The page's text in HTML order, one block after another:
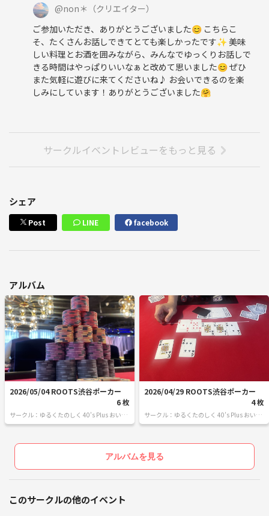
@non＊ （クリエイター）
ご参加いただき、ありがとうございました😊 こちらこ
そ、たくさんお話しできてとても楽しかったです✨ 美味
しい料理とお酒を囲みながら、みんなでゆっくりお話しで
きる時間はやっぱりいいなぁと改めて思いました😊 ぜひ
また気軽に遊びに来てくださいね♪ お会いできるのを楽
しみにしています！ありがとうございました🤗
サークルイベントレビューをもっと見る
シェア
Post LINE facebook
アルバム
2026/05/04 ROOTS渋谷ポーカー
6 枚
サークル：ゆるくたのしく 40’s Plus おいし
いとここちよい時間を
2026/04/29 ROOTS渋谷ポーカー
4 枚
サークル：ゆるくたのしく 40’s Plus おいし
いとここちよい時間を
アルバムを見る
このサークルの他のイベント